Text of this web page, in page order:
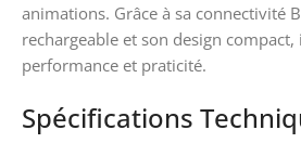
animations. Grâce à sa connectivité
rechargeable et son design
performance et praticité.
Spécifications